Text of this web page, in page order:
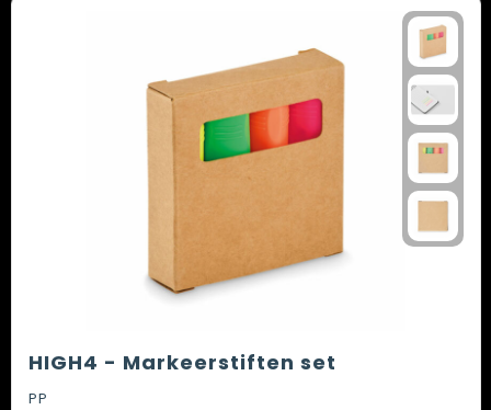
HIGH4 - Markeerstiften set
PP